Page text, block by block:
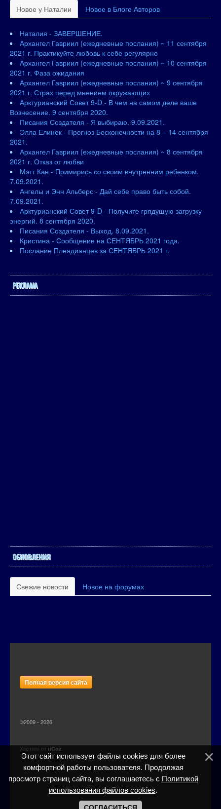
Новое у Наталии Новое в Блоге Авторов
Наталия - ЗАВЕРШЕНИЕ.
Архангел Гавриил (ежедневные послания) ~ 11 сентября
2021 г. Практикуйте любовь к себе регулярно
Архангел Гавриил (ежедневные послания) ~ 10 сентября
2021 г. Фаза ожидания
Архангел Гавриил (ежедневные послания) ~ 9 сентября
2021 г. Страх перед мнением окружающих
Арктурианский Совет 9-D - В чем на самом деле ваше
Вознесение. 9 сентября 2020.
Писания Создателя - Я выбираю. 9.09.2021.
Элла Елинек - Прогноз Бесконечности на 8 – 14 сентября
2021.
Архангел Гавриил (ежедневные послания) ~ 8 сентября
2021 г. Отказ от любви
Мэтт Кан - Примирись со своим внутренним ребенком.
7.09.2021.
Ангелы и Энн Альберс - Дай себе право быть собой.
7.09.2021.
Арктурианский Совет 9-D - Получите грядущую загрузку
энергий. 8 сентября 2020.
Писания Создателя - Выход. 8.09.2021.
Кристина - Сообщение на СЕНТЯБРЬ 2021 года.
Послание Плеядианцев за СЕНТЯБРЬ 2021 г.
РЕКЛАМА
ОБНОВЛЕНИЯ
Свежие новости Новое на форумах
Полная версия сайта
©2009 - 2026
Хостинг от uCoz
Этот сайт использует файлы cookies для более
комфортной работы пользователя. Продолжая
просмотр страниц сайта, вы соглашаетесь с Политикой
использования файлов cookies.